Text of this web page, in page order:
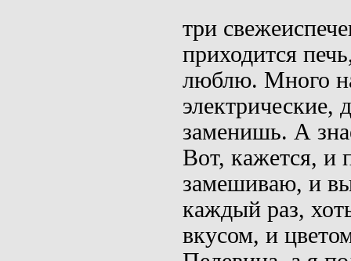
три
приходится
люблю. Много
электрические,
заменишь. А
Вот, кажется, и
замешиваю, и
каждый раз,
вкусом, и